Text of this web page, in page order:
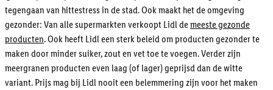
tegengaan van hittestress in de stad. Ook maakt het de omgeving
gezonder: Van alle supermarkten verkoopt Lidl demeeste gezonde
producten. Ook heeft Lidl een sterk beleid om producten gezonder te
maken door minder suiker, zout en vet toe te voegen. Verder zijn
meergranen producten even laag (of lager) geprijsd dan de witte
variant. Prijs mag bij Lidl nooit een belemmering zijn voor het maken